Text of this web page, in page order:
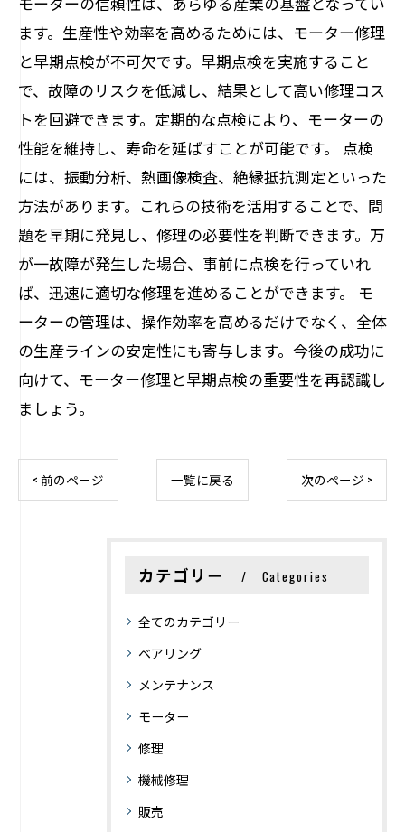
ます。生産性や効率を高めるためには、モーター修理
と早期点検が不可欠です。早期点検を実施すること
で、故障のリスクを低減し、結果として高い修理コス
トを回避できます。定期的な点検により、モーターの
性能を維持し、寿命を延ばすことが可能です。 点検
には、振動分析、熱画像検査、絶縁抵抗測定といった
方法があります。これらの技術を活用することで、問
題を早期に発見し、修理の必要性を判断できます。万
が一故障が発生した場合、事前に点検を行っていれ
ば、迅速に適切な修理を進めることができます。 モ
ーターの管理は、操作効率を高めるだけでなく、全体
の生産ラインの安定性にも寄与します。今後の成功に
向けて、モーター修理と早期点検の重要性を再認識し
ましょう。
< 前のページ 一覧に戻る 次のページ >
カテゴリー Categories
全てのカテゴリー
ベアリング
メンテナンス
モーター
修理
機械修理
販売